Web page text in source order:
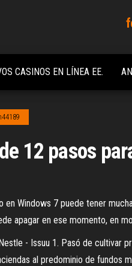
CASINOS EN LÍNEA EE.
12 pasos
en Windows 7 puede tener
apagar en ese momento, en
- Issuu 1. Pasó de cultivar
al predominio de fundos